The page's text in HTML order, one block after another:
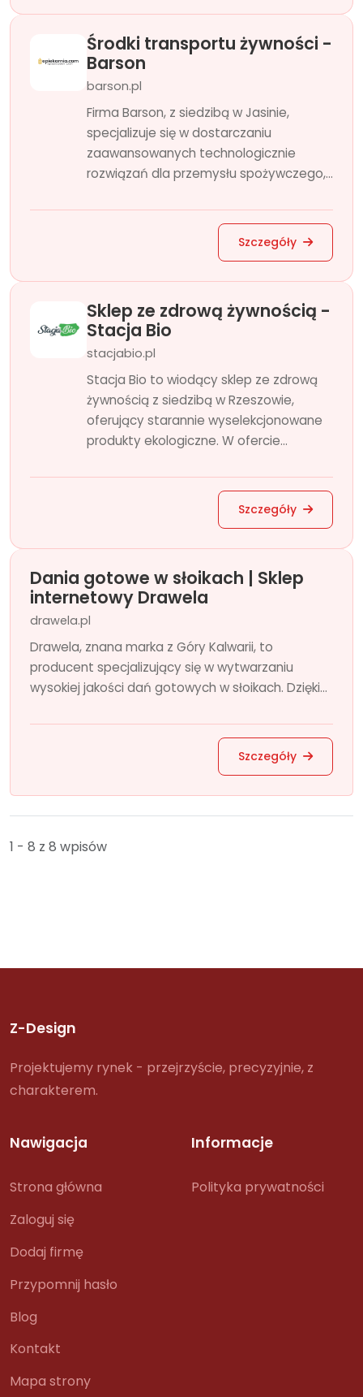
Środki transportu żywności -
Barson
barson.pl
Firma Barson, z siedzibą w Jasinie,
specjalizuje się w dostarczaniu
zaawansowanych technologicznie
rozwiązań dla przemysłu spożywczego,...
Szczegóły
Sklep ze zdrową żywnością -
Stacja Bio
stacjabio.pl
Stacja Bio to wiodący sklep ze zdrową
żywnością z siedzibą w Rzeszowie,
oferujący starannie wyselekcjonowane
produkty ekologiczne. W ofercie...
Szczegóły
Dania gotowe w słoikach | Sklep
internetowy Drawela
drawela.pl
Drawela, znana marka z Góry Kalwarii, to
producent specjalizujący się w wytwarzaniu
wysokiej jakości dań gotowych w słoikach. Dzięki...
Szczegóły
1 - 8 z 8 wpisów
Z-Design
Projektujemy rynek - przejrzyście, precyzyjnie, z
charakterem.
Nawigacja
Strona główna
Zaloguj się
Dodaj firmę
Przypomnij hasło
Blog
Kontakt
Mapa strony
Informacje
Polityka prywatności